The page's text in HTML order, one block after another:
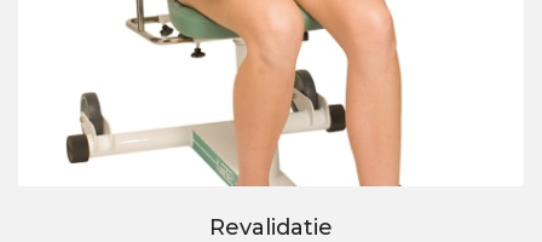
Revalidatie